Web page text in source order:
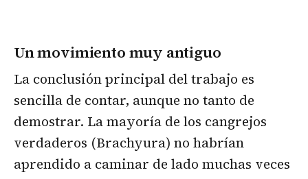
Un movimiento muy antiguo
La conclusión principal del trabajo es
sencilla de contar, aunque no tanto de
demostrar. La mayoría de los cangrejos
verdaderos (Brachyura) no habrían
aprendido a caminar de lado muchas veces